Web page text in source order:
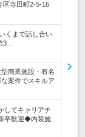
区寺田町2-5-16
くまで話し合い
3…
商業施設・有名
案件でスキルア
してキャリアチ
卒歓迎◆内装施